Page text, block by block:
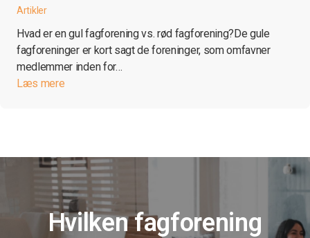
Artikler
Hvad er en gul fagforening vs. rød fagforening?De gule
fagforeninger er kort sagt de foreninger, som omfavner
medlemmer inden for…
Læs mere
Hvilken fagforening